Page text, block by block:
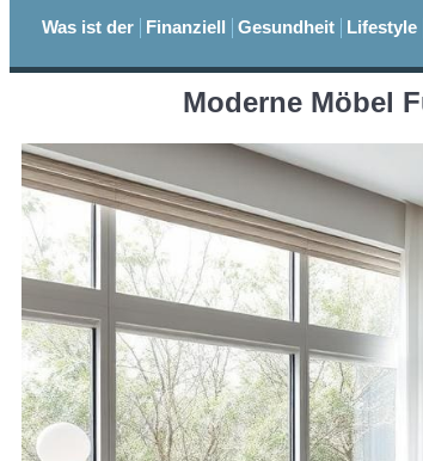
Was ist der Finanziell Gesundheit Lifestyle
Moderne Möbel